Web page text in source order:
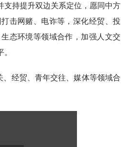
支持提升双边关系定位，愿同中方
击网赌、电诈等，深化经贸、投
态环境等领域合作，加强人文交
经贸、青年交往、媒体等领域合